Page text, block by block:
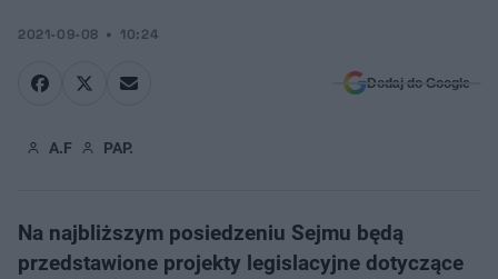
2021-09-08 10:24
Dodaj do Google
A.F PAP.
Na najbliższym posiedzeniu Sejmu będą
przedstawione projekty legislacyjne dotyczące